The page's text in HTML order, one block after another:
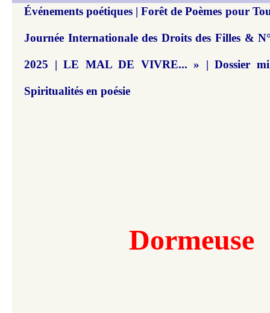
Événements poétiques | Forêt de Poèmes pour
Journée Internationale des Droits des Filles &
2025 | LE MAL DE VIVRE... » | Dossier
Spiritualités en poésie
Dormeuse